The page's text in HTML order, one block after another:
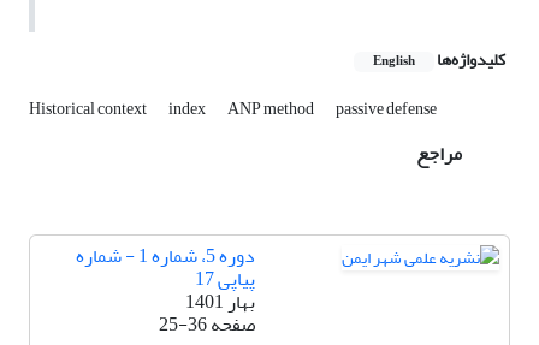
کلیدواژه‌ها English
Historical context index ANP method passive defense
مراجع
دوره 5، شماره 1 - شماره
پیاپی 17
بهار 1401
صفحه25-36